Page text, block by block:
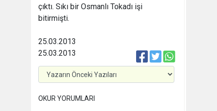
çıktı. Sıkı bir Osmanlı Tokadı işi
bitirmişti.
25.03.2013
25.03.2013
OKUR YORUMLARI